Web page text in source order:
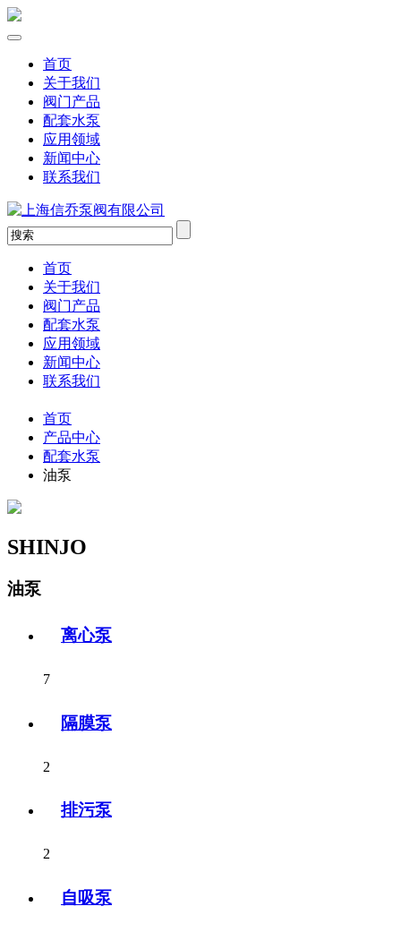
首页
关于我们
阀门产品
配套水泵
应用领域
新闻中心
联系我们
首页
关于我们
阀门产品
配套水泵
应用领域
新闻中心
联系我们
首页
产品中心
配套水泵
油泵
SHINJO
油泵
离心泵
7
隔膜泵
2
排污泵
2
自吸泵